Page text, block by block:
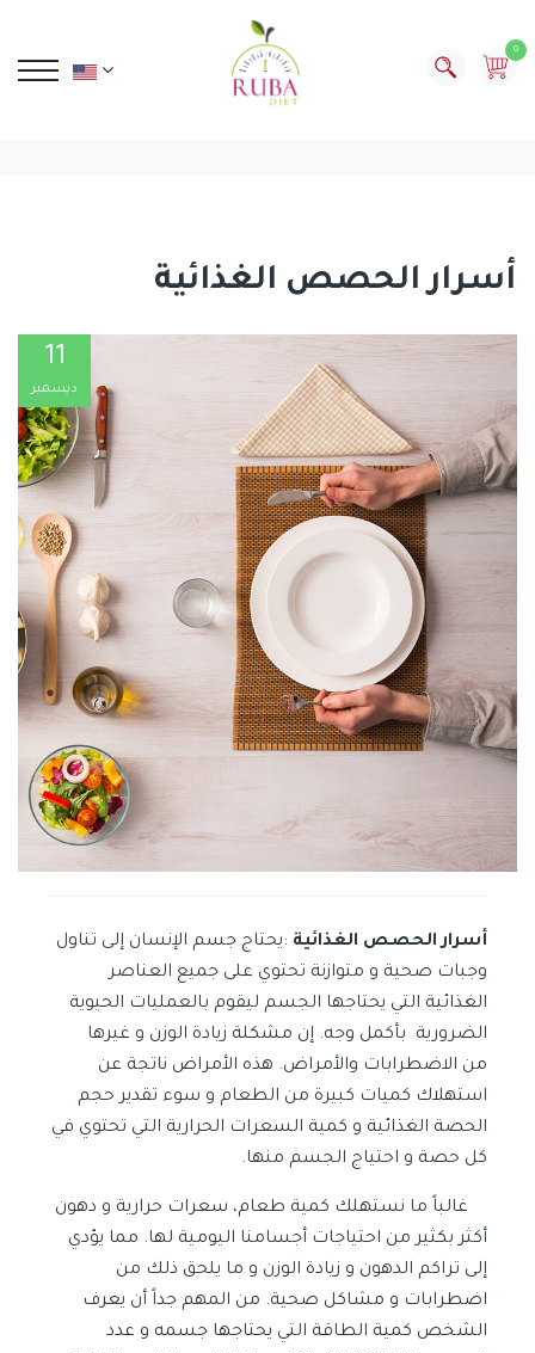
0
أسرار الحصص الغذائية
11
ديسمبر
أسرار الحصص الغذائية :يحتاج جسم الإنسان إلى تناول
وجبات صحية و متوازنة تحتوي على جميع العناصر
الغذائية التي يحتاجها الجسم ليقوم بالعمليات الحيوية
الضرورية بأكمل وجه. إن مشكلة زيادة الوزن و غيرها
من الاضطرابات والأمراض. هذه الأمراض ناتجة عن
استهلاك كميات كبيرة من الطعام و سوء تقدير حجم
الحصة الغذائية و كمية السعرات الحرارية التي تحتوي في
كل حصة و احتياج الجسم منها.
غالباً ما نستهلك كمية طعام، سعرات حرارية و دهون
أكثر بكثير من احتياجات أجسامنا اليومية لها. مما يؤدي
إلى تراكم الدهون و زيادة الوزن و ما يلحق ذلك من
اضطرابات و مشاكل صحية. من المهم جداً أن يعرف
الشخص كمية الطاقة التي يحتاجها جسمه و عدد